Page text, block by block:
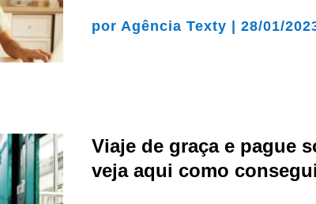
porAgência Texty |28/01/
Viaje de graça e pague
veja aqui como